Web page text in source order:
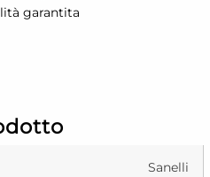
garantita
Sanelli